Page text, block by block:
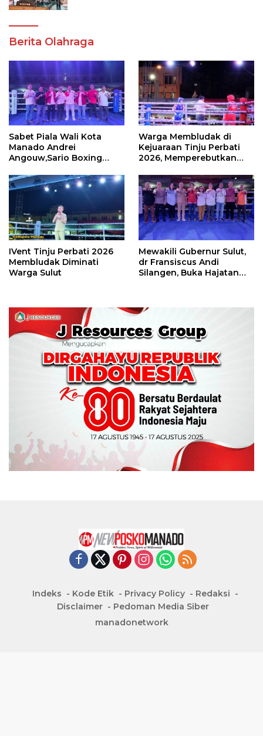
Berita Olahraga
Sabet Piala Wali Kota
Manado Andrei
Angouw,Sario Boxing
Perbati 2026
Warga Membludak di
Kejuaraan Tinju Perbati
2026, Memperebutkan
IVent Tinju Perbati 2026
Membludak Diminati
Warga Sulut
Mewakili Gubernur Sulut,
dr Fransiscus Andi
Silangen, Buka Hajatan
Indeks Kode Etik Privacy Policy
Redaksi
Disclaimer
Pedoman Media Siber
manadonetwork